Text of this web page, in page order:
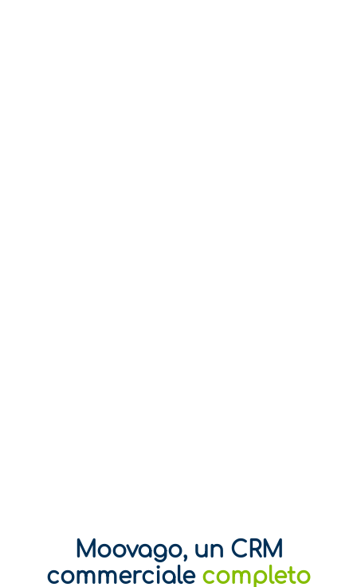
Moovago, un CRM
commerciale completo
divertente